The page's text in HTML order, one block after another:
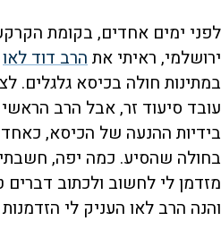
לפני ימים אחדים, בקומת
ירושלמי, ראיתי אתהרב דוד לאו
במתינות חולה בכיסא גלגלים.
עובד סיעוד זר, אבל הרב
בידיות ההנעה של הכיסא, כאחד
בחולה שהסיע. כמה יפה,
מזדמן לי לחשוב ולכתוב
והנה הרב לאו העניק לי